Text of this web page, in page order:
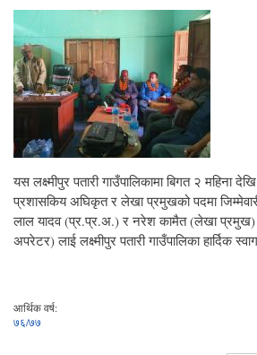
यस लक्ष्मीपुर पतारी गाउँपालिकामा बिगत २ महिना
प्रशासकिय अघिकृत र लेखा प्रमुखको पदमा
लाल यादव (प्र.प्र.अ.) र नरेश कामैत (लेखा प्रमुख)
अपरेटर) लाई लक्ष्मीपुर पतारी गाउँपालिका हार्दिक
आर्थिक वर्ष:
७६/७७